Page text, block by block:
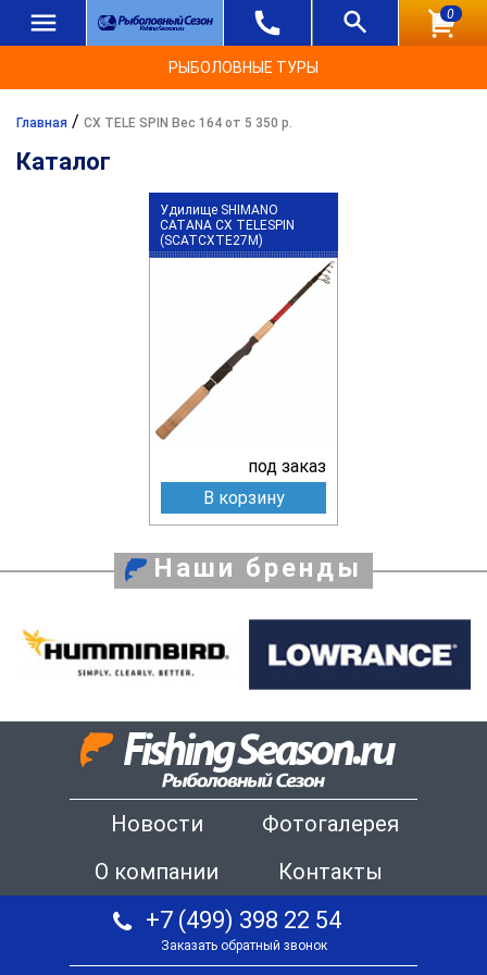
0
РЫБОЛОВНЫЕ ТУРЫ
Главная / CX TELE SPIN Вес 164 от 5 350 р.
Каталог
Удилище SHIMANO
CATANA CX TELESPIN
(SCATCXTE27M)
под заказ
В корзину
Наши бренды
Новости
Фотогалерея
О компании
Контакты
+7 (499) 398 22 54
Заказать обратный звонок